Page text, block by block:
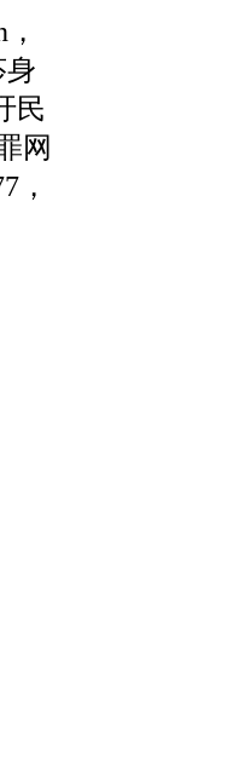
身
民
网
，